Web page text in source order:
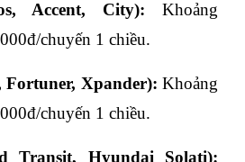
Accent, City): Khoảng
chuyến 1 chiều.
Fortuner, Xpander): Khoảng
chuyến 1 chiều.
Transit, Hyundai Solati):